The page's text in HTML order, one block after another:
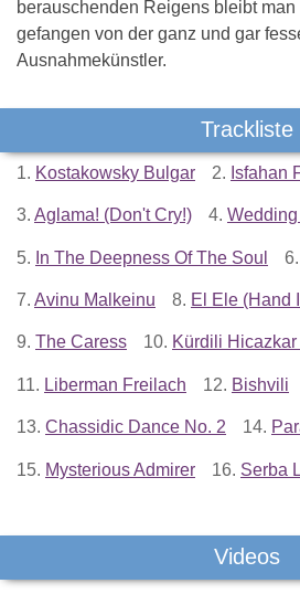
berauschenden Reigens bleibt
gefangen von der ganz und gar
Ausnahmekünstler.
Trackliste
1. Kostakowsky Bulgar 2. Isfahan
3. Aglama! (Don't Cry!) 4.
5. In The Deepness Of The Soul 6.
7. Avinu Malkeinu 8. El Ele (Hand
9. The Caress 10. Kürdili
11. Liberman Freilach 12. Bishvili
13. Chassidic Dance No. 2 14.
15. Mysterious Admirer 16. Serba
Videos